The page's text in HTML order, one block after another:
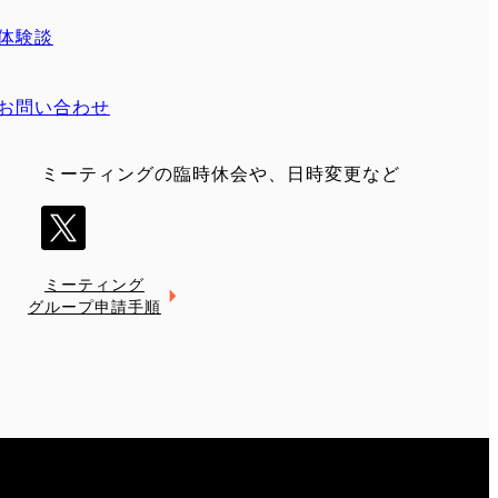
験談
問い合わせ
ミーティングの臨時休会や、日時変更など
ミーティング
グループ申請手順